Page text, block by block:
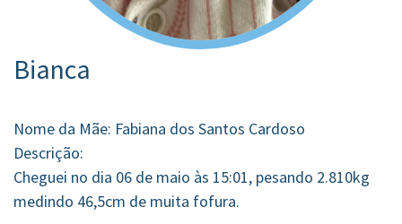
Bianca
Nome da Mãe: Fabiana dos Santos Cardoso
Descrição:
Cheguei no dia 06 de maio às 15:01, pesando 2.810kg
medindo 46,5cm de muita fofura.